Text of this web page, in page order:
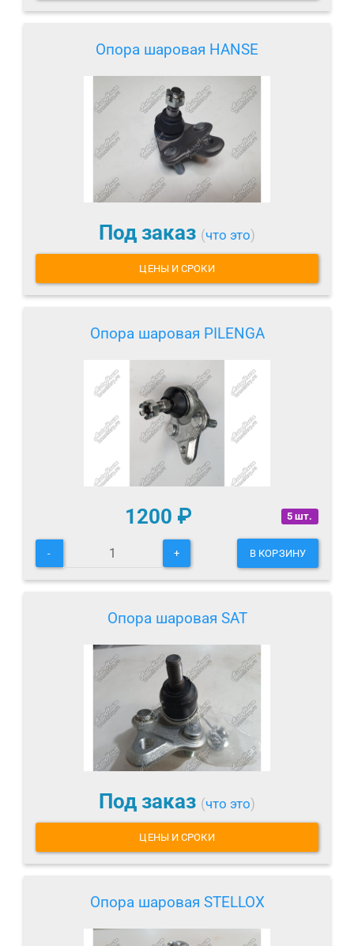
Опора шаровая HANSE
Под заказ (что это)
ЦЕНЫ И СРОКИ
Опора шаровая PILENGA
5 шт.
1200 ₽
- + В КОРЗИНУ
Опора шаровая SAT
Под заказ (что это)
ЦЕНЫ И СРОКИ
Опора шаровая STELLOX